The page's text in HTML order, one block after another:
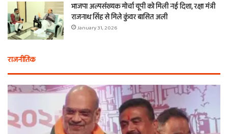
भाजपा अल्पसंख्यक मोर्चा यूपी को मिली नई दिशा, रक्षा मंत्री
राजनाथ सिंह से मिले कुंवर बासित अली
January 31, 2026
राजनीतिक